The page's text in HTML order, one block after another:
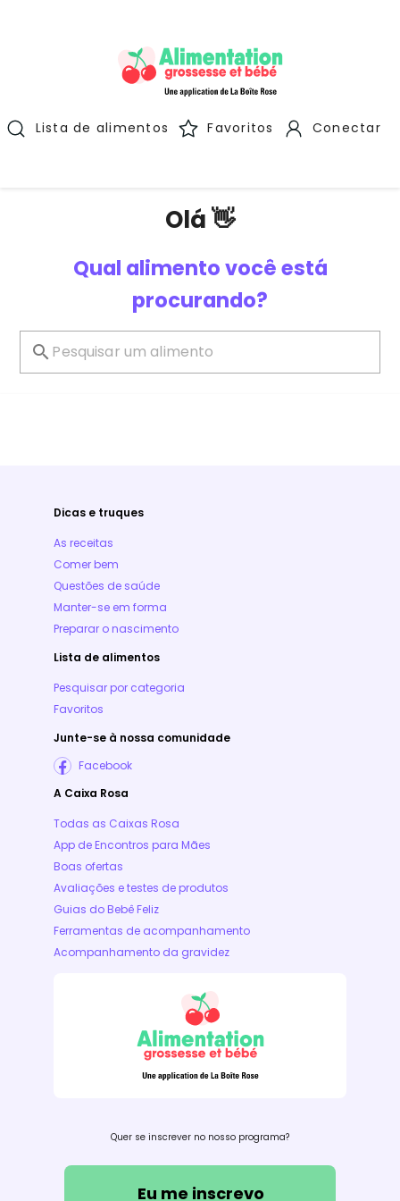
Lista de alimentos Favoritos Conectar
Olá 👋
Qual alimento você está
procurando?
Dicas e truques
As receitas
Comer bem
Questões de saúde
Manter-se em forma
Preparar o nascimento
Lista de alimentos
Pesquisar por categoria
Favoritos
Junte-se à nossa comunidade
Facebook
A Caixa Rosa
Todas as Caixas Rosa
App de Encontros para Mães
Boas ofertas
Avaliações e testes de produtos
Guias do Bebê Feliz
Ferramentas de acompanhamento
Acompanhamento da gravidez
Quer se inscrever no nosso programa?
Eu me inscrevo